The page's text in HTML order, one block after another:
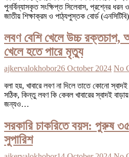
পুনর্বিন্যাসকৃত সংক্ষিপ্ত সিলেবাস, প্রশ্নের
জাতীয় শিক্ষাক্রম ও পাঠ্যপুস্তক বোর্ড
লবণ বেশি খেলে উচ্চ রক্তচাপ,
খেলে হতে পারে মৃত্যু
ajkervalokhobor26 October 2024 No
বলা হয়, খাবারে লবণ না দিলে তাতে কোনো
সঠিক, কিন্তু লবণ কি কেবল খাবারের স্বাদই বাড়ায়
জন্যও…
সরকারি চাকরিতে বয়স: পুরুষ
সুপারিশ